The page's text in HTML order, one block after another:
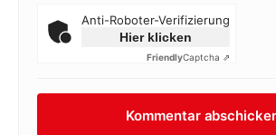
Anti-Roboter-Verifizierung
Hier klicken
FriendlyCaptcha ⇗